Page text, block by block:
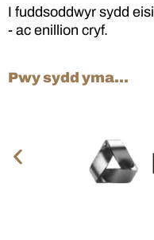
I fuddsoddwyr sydd
- ac enillion cryf.
Pwy sydd yma...